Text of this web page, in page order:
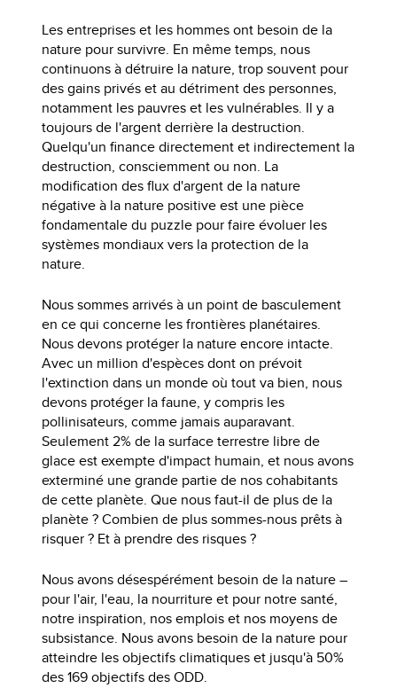
Les entreprises et les hommes ont besoin de la
nature pour survivre. En même temps, nous
continuons à détruire la nature, trop souvent pour
des gains privés et au détriment des personnes,
notamment les pauvres et les vulnérables. Il y a
toujours de l'argent derrière la destruction.
Quelqu'un finance directement et indirectement la
destruction, consciemment ou non. La
modification des flux d'argent de la nature
négative à la nature positive est une pièce
fondamentale du puzzle pour faire évoluer les
systèmes mondiaux vers la protection de la
nature.
Nous sommes arrivés à un point de basculement
en ce qui concerne les frontières planétaires.
Nous devons protéger la nature encore intacte.
Avec un million d'espèces dont on prévoit
l'extinction dans un monde où tout va bien, nous
devons protéger la faune, y compris les
pollinisateurs, comme jamais auparavant.
Seulement 2% de la surface terrestre libre de
glace est exempte d'impact humain, et nous avons
exterminé une grande partie de nos cohabitants
de cette planète. Que nous faut-il de plus de la
planète ? Combien de plus sommes-nous prêts à
risquer ? Et à prendre des risques ?
Nous avons désespérément besoin de la nature –
pour l'air, l'eau, la nourriture et pour notre santé,
notre inspiration, nos emplois et nos moyens de
subsistance. Nous avons besoin de la nature pour
atteindre les objectifs climatiques et jusqu'à 50%
des 169 objectifs des ODD.